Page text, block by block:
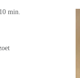
min.